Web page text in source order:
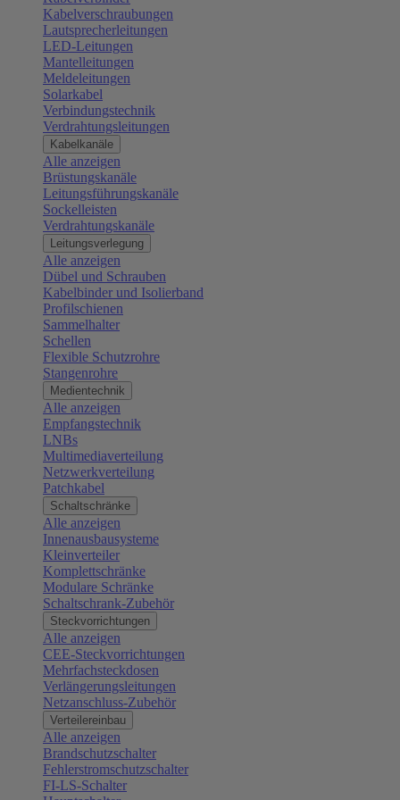
Kabelverschraubungen
Lautsprecherleitungen
LED-Leitungen
Mantelleitungen
Meldeleitungen
Solarkabel
Verbindungstechnik
Verdrahtungsleitungen
Kabelkanäle
Alle anzeigen
Brüstungskanäle
Leitungsführungskanäle
Sockelleisten
Verdrahtungskanäle
Leitungsverlegung
Alle anzeigen
Dübel und Schrauben
Kabelbinder und Isolierband
Profilschienen
Sammelhalter
Schellen
Flexible Schutzrohre
Stangenrohre
Medientechnik
Alle anzeigen
Empfangstechnik
LNBs
Multimediaverteilung
Netzwerkverteilung
Patchkabel
Schaltschränke
Alle anzeigen
Innenausbausysteme
Kleinverteiler
Komplettschränke
Modulare Schränke
Schaltschrank-Zubehör
Steckvorrichtungen
Alle anzeigen
CEE-Steckvorrichtungen
Mehrfachsteckdosen
Verlängerungsleitungen
Netzanschluss-Zubehör
Verteilereinbau
Alle anzeigen
Brandschutzschalter
Fehlerstromschutzschalter
FI-LS-Schalter